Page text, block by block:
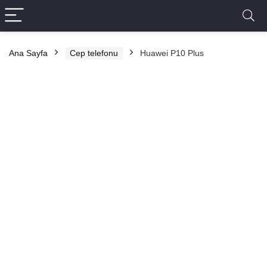
Ana Sayfa Cep telefonu Huawei P10 Plus